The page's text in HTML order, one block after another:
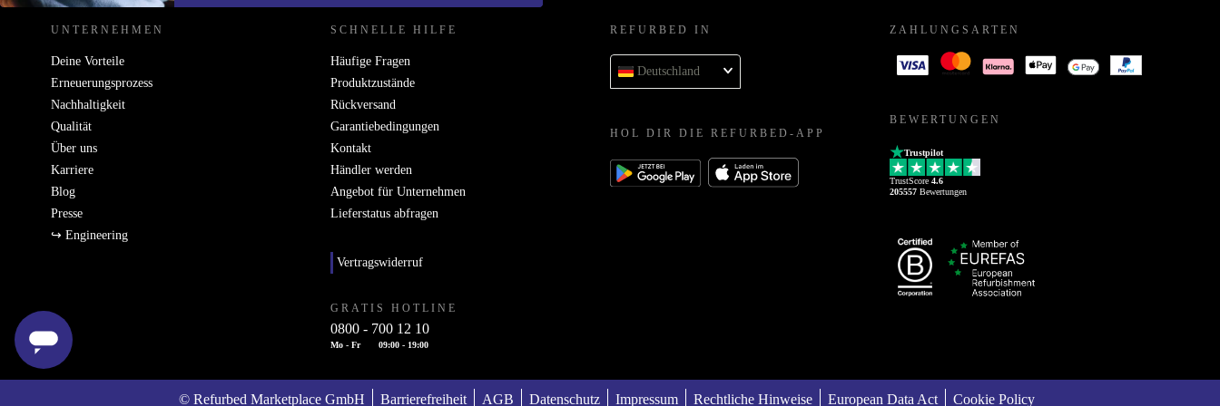
Einfluss auf unseren Planeten zu nehmen.
UNTERNEHMEN
Deine Vorteile
Erneuerungsprozess
Nachhaltigkeit
Qualität
Über uns
Karriere
Blog
Presse
↪ Engineering
SCHNELLE HILFE
Häufige Fragen
Produktzustände
Rückversand
Garantiebedingungen
Kontakt
Händler werden
Angebot für Unternehmen
Lieferstatus abfragen
Vertragswiderruf
GRATIS HOTLINE
0800 - 700 12 10
Mo - Fr 09:00 - 19:00
REFURBED IN
Deutschland
HOL DIR DIE REFURBED-APP
ZAHLUNGSARTEN
BEWERTUNGEN
Trustpilot
TrustScore 4.6
205557 Bewertungen
© Refurbed Marketplace GmbH Barrierefreiheit AGB Datenschutz Impressum Rechtliche Hinweise European Data Act Cookie Policy